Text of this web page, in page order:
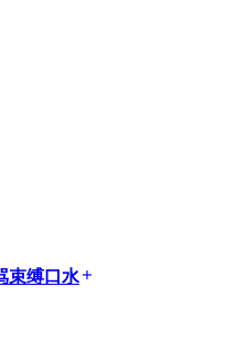
束缚口水 add